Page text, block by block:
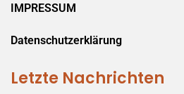
IMPRESSUM
Datenschutzerklärung
Letzte Nachrichten